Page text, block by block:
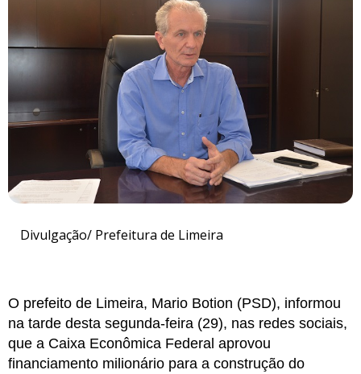
Divulgação/ Prefeitura de Limeira
O prefeito de Limeira, Mario Botion (PSD), informou
na tarde desta segunda-feira (29), nas redes sociais,
que a Caixa Econômica Federal aprovou
financiamento milionário para a construção do